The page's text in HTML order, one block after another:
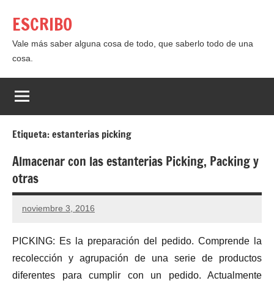
contenido
ESCRIBO
Vale más saber alguna cosa de todo, que saberlo todo de una
cosa.
Etiqueta:estanterias picking
Almacenar con las estanterias Picking, Packing y
otras
noviembre 3, 2016
No
comentarios
PICKING: Es la preparación del pedido. Comprende la
recolección y agrupación de una serie de productos
diferentes para cumplir con un pedido. Actualmente